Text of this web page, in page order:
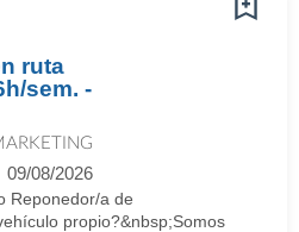
ruta
sem. -
09/08/2026
Reponedor/a de
propio?&nbsp;Somos